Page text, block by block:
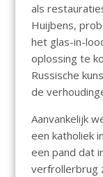
als
Huijbens,
het glas-in-
oplossing te
Russische
de
Aanvankelijk
een katholiek
een pand dat
verfrollerbrug